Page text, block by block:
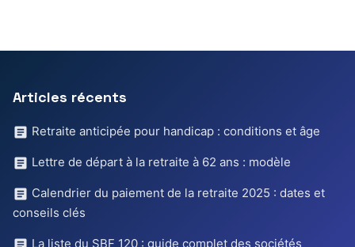
Articles récents
Retraite anticipée pour handicap : conditions et âge
Lettre de départ à la retraite à 62 ans : modèle
Calendrier du paiement de la retraite 2025 : dates et
conseils clés
La liste du SBF 120 : guide complet des sociétés